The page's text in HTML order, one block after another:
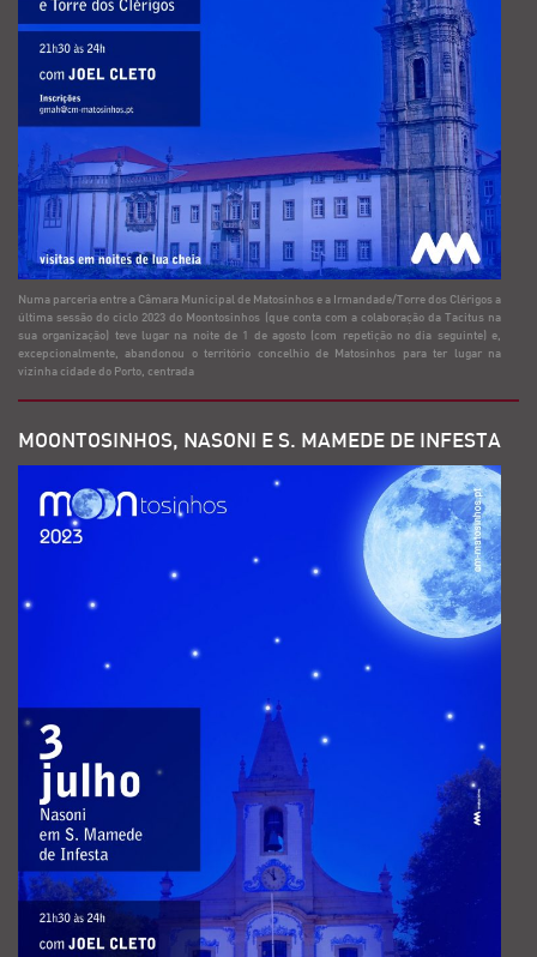
Numa parceria entre a Câmara Municipal de Matosinhos e a Irmandade/Torre dos Clérigos a
última sessão do ciclo 2023 do Moontosinhos (que conta com a colaboração da Tacitus na
sua organização) teve lugar na noite de 1 de agosto (com repetição no dia seguinte) e,
excepcionalmente, abandonou o território concelhio de Matosinhos para ter lugar na
vizinha cidade do Porto, centrada
MOONTOSINHOS, NASONI E S. MAMEDE DE INFESTA